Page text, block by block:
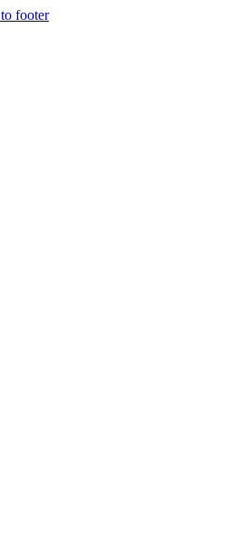
footer